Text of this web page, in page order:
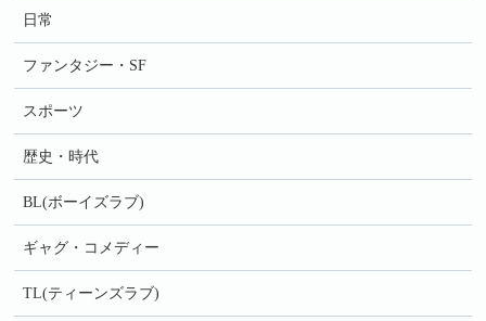
日常
ファンタジー・SF
スポーツ
歴史・時代
BL(ボーイズラブ)
ギャグ・コメディー
TL(ティーンズラブ)